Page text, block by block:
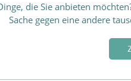
die Sie anbieten
Sache gegen eine andere